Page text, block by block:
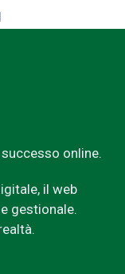
online.
il web
gestionale.